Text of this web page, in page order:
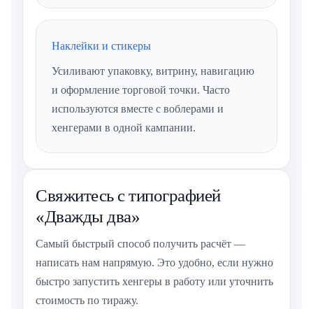
Наклейки и стикеры
Усиливают упаковку, витрину, навигацию
и оформление торговой точки. Часто
используются вместе с воблерами и
хенгерами в одной кампании.
Свяжитесь с типографией
«Дважды два»
Самый быстрый способ получить расчёт —
написать нам напрямую. Это удобно, если нужно
быстро запустить хенгеры в работу или уточнить
стоимость по тиражу.